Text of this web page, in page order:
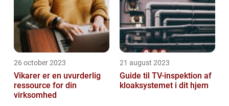
26 october 2023
Vikarer er en uvurderlig
ressource for din
virksomhed
21 august 2023
Guide til TV-inspektion af
kloaksystemet i dit hjem